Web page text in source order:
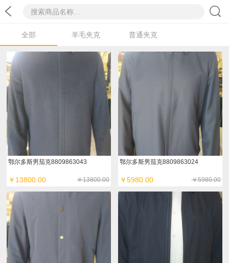
全部 羊毛夹克 普通夹克
鄂尔多斯男茄克8809863043
￥13800.00 ￥13800.00
鄂尔多斯男茄克8809863024
￥5980.00 ￥5980.00